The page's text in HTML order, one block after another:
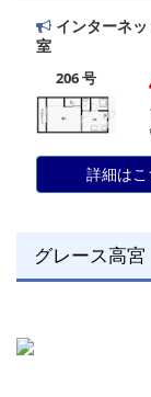
インターネ
室
206 号
詳細はこ
グレース高宮